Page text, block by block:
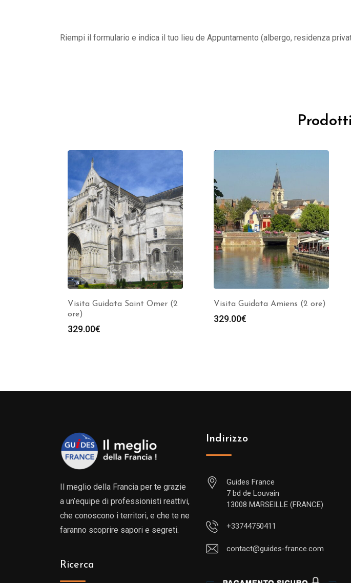
Riempi il formulario e indica il tuo lieu de Appuntamento (albergo, residenza
Visita Guidata Saint Omer (2
ore)
329.00€
Visita Guidata Amiens (2 ore)
329.00€
Il meglio della Francia per te grazie
a un’equipe di professionisti reattivi,
che conoscono i territori, e che te ne
faranno scoprire sapori e segreti.
Ricerca
Indirizzo
Guides France
7 bd de Louvain
13008 MARSEILLE (FRANCE)
+33744750411
contact@guides-france.com